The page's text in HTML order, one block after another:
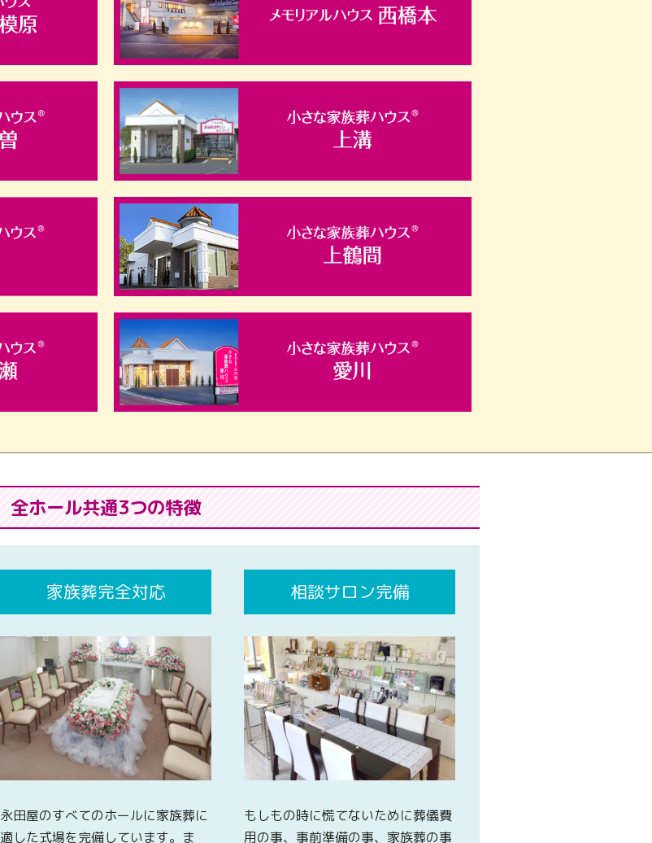
全ホール共通3つの特徴
家族葬完全対応
永田屋のすべてのホールに家族葬に
適した式場を完備しています。ま
相談サロン完備
もしもの時に慌てないために葬儀費
用の事、事前準備の事、家族葬の事